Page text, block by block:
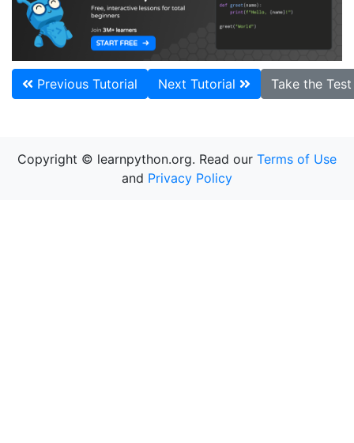
Previous Tutorial Next Tutorial Take the
Copyright © learnpython.org. Read our Terms of Use
and Privacy Policy